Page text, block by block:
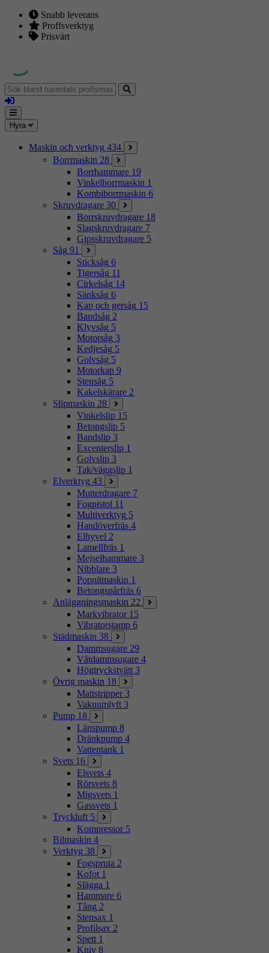
Snabb leverans
Proffsverktyg
Prisvärt
Sök
bland
tusentals
proffsmaskiner
Logga
in
Mina
sidor
Meny
Hyra
Maskin och verktyg 434
Borrmaskin 28
Borrhammare 19
Vinkelborrmaskin 1
Kombiborrmaskin 6
Skruvdragare 30
Borrskruvdragare 18
Slagskruvdragare 7
Gipsskruvdragare 5
Såg 91
Sticksåg 6
Tigersåg 11
Cirkelsåg 14
Sänksåg 6
Kap och gersåg 15
Bandsåg 2
Klyvsåg 5
Motorsåg 3
Kedjesåg 5
Golvsåg 5
Motorkap 9
Stensåg 5
Kakelskärare 2
Slipmaskin 28
Vinkelslip 15
Betongslip 5
Bandslip 3
Excenterslip 1
Golvslip 3
Tak/väggslip 1
Elverktyg 43
Mutterdragare 7
Fogpistol 11
Multiverktyg 5
Handöverfräs 4
Elhyvel 2
Lamellfräs 1
Mejselhammare 3
Nibblare 3
Popnitmaskin 1
Betongspårfräs 6
Anläggningsmaskin 22
Markvibrator 15
Vibratorstamp 6
Städmaskin 38
Dammsugare 29
Våtdammsugare 4
Högtryckstvätt 3
Övrig maskin 18
Mattstripper 3
Vakuumlyft 3
Pump 18
Länspump 8
Dränkpump 4
Vattentank 1
Svets 16
Elsvets 4
Rörsvets 8
Migsvets 1
Gassvets 1
Tryckluft 5
Kompressor 5
Bilmaskin 4
Verktyg 38
Fogspruta 2
Kofot 1
Slägga 1
Hammare 6
Tång 2
Stensax 1
Profilsax 2
Spett 1
Kniv 8